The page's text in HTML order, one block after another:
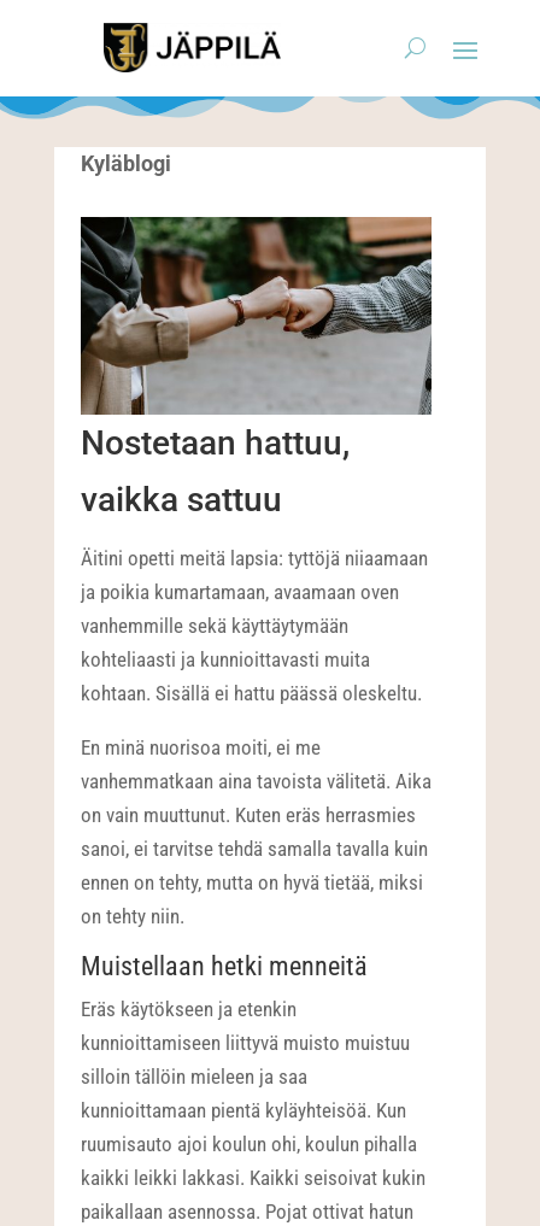
Kyläblogi
Nostetaan hattuu,
vaikka sattuu
Äitini opetti meitä lapsia: tyttöjä niiaamaan
ja poikia kumartamaan, avaamaan oven
vanhemmille sekä käyttäytymään
kohteliaasti ja kunnioittavasti muita
kohtaan. Sisällä ei hattu päässä oleskeltu.
En minä nuorisoa moiti, ei me
vanhemmatkaan aina tavoista välitetä. Aika
on vain muuttunut. Kuten eräs herrasmies
sanoi, ei tarvitse tehdä samalla tavalla kuin
ennen on tehty, mutta on hyvä tietää, miksi
on tehty niin.
Muistellaan hetki menneitä
Eräs käytökseen ja etenkin
kunnioittamiseen liittyvä muisto muistuu
silloin tällöin mieleen ja saa
kunnioittamaan pientä kyläyhteisöä. Kun
ruumisauto ajoi koulun ohi, koulun pihalla
kaikki leikki lakkasi. Kaikki seisoivat kukin
paikallaan asennossa. Pojat ottivat hatun